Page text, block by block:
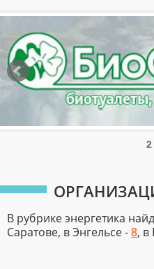
3
В рубрике энергетика
Саратове, в Энгельсе -8, в